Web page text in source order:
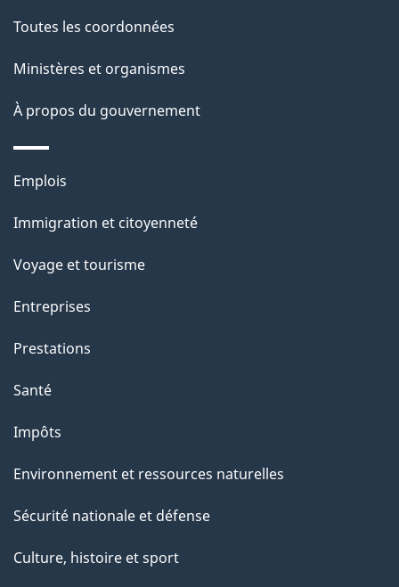
a
g
e
Toutes les coordonnées
Ministères et organismes
À propos du gouvernement
Thèmes
sujets
Emplois
Immigration et citoyenneté
Voyage et tourisme
Entreprises
Prestations
Santé
Impôts
Environnement et ressources naturelles
Sécurité nationale et défense
Culture, histoire et sport